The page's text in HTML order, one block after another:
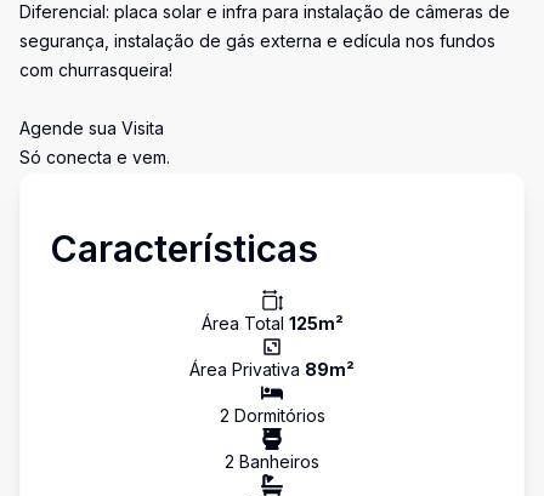
Diferencial: placa solar e infra para instalação de câmeras de
segurança, instalação de gás externa e edícula nos fundos
com churrasqueira!
Agende sua Visita
Só conecta e vem.
Características
Área Total 125m²
Área Privativa 89m²
2 Dormitórios
2 Banheiros